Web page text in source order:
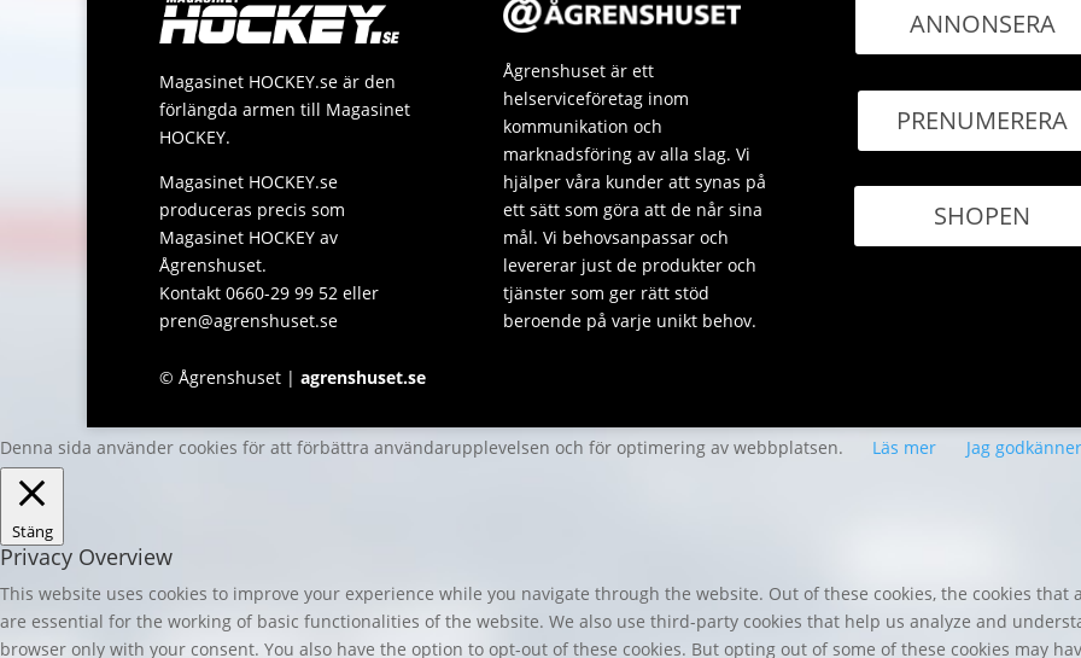
Magasinet HOCKEY.se är den
förlängda armen till Magasinet
HOCKEY.
Magasinet HOCKEY.se
produceras precis som
Magasinet HOCKEY av
Ågrenshuset.
Kontakt 0660-29 99 52 eller
pren@agrenshuset.se
Ågrenshuset är ett
helserviceföretag inom
kommunikation och
marknadsföring av alla slag. Vi
hjälper våra kunder att synas på
ett sätt som göra att de når sina
mål. Vi behovsanpassar och
levererar just de produkter och
tjänster som ger rätt stöd
beroende på varje unikt behov.
ANNONSERA
PRENUMERERA
SHOPEN
© Ågrenshuset | agrenshuset.se
Denna sida använder cookies för att förbättra användarupplevelsen och för optimering av webbplatsen. Läs mer Jag godkänner
Stäng
Privacy Overview
This website uses cookies to improve your experience while you navigate through the website. Out of these cookies, the cookies
are essential for the working of basic functionalities of the website. We also use third-party cookies that help us analyze and
browser only with your consent. You also have the option to opt-out of these cookies. But opting out of some of these cookies may